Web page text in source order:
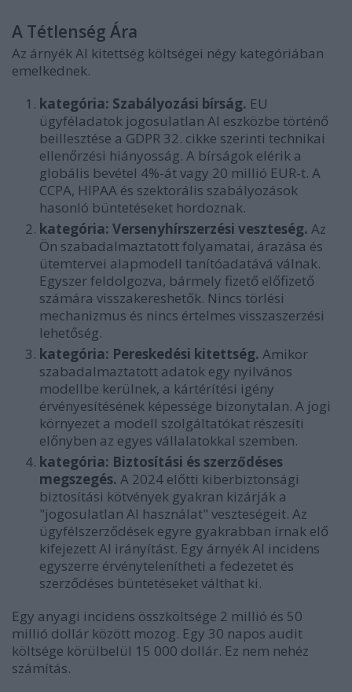
A Tétlenség Ára
Az árnyék AI kitettség költségei négy kategóriában
emelkednek.
kategória: Szabályozási bírság. EU
ügyféladatok jogosulatlan AI eszközbe történő
beillesztése a GDPR 32. cikke szerinti technikai
ellenőrzési hiányosság. A bírságok elérik a
globális bevétel 4%-át vagy 20 millió EUR-t. A
CCPA, HIPAA és szektorális szabályozások
hasonló büntetéseket hordoznak.
kategória: Versenyhírszerzési veszteség. Az
Ön szabadalmaztatott folyamatai, árazása és
ütemtervei alapmodell tanítóadatává válnak.
Egyszer feldolgozva, bármely fizető előfizető
számára visszakereshetők. Nincs törlési
mechanizmus és nincs értelmes visszaszerzési
lehetőség.
kategória: Pereskedési kitettség. Amikor
szabadalmaztatott adatok egy nyilvános
modellbe kerülnek, a kártérítési igény
érvényesítésének képessége bizonytalan. A jogi
környezet a modell szolgáltatókat részesíti
előnyben az egyes vállalatokkal szemben.
kategória: Biztosítási és szerződéses
megszegés. A 2024 előtti kiberbiztonsági
biztosítási kötvények gyakran kizárják a
"jogosulatlan AI használat" veszteségeit. Az
ügyfélszerződések egyre gyakrabban írnak elő
kifejezett AI irányítást. Egy árnyék AI incidens
egyszerre érvénytelenítheti a fedezetet és
szerződéses büntetéseket válthat ki.
Egy anyagi incidens összköltsége 2 millió és 50
millió dollár között mozog. Egy 30 napos audit
költsége körülbelül 15 000 dollár. Ez nem nehéz
számítás.